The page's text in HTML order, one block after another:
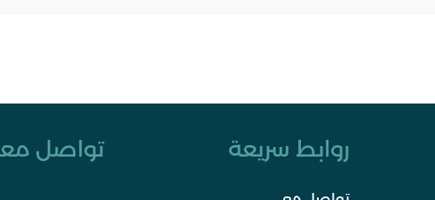
روابط سريعة تواصل